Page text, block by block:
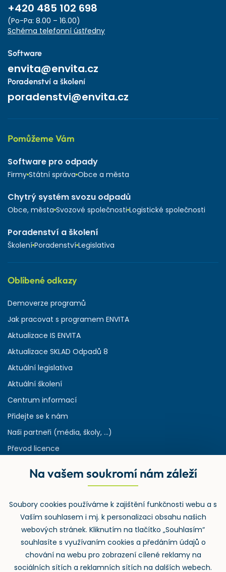
+420 485 102 698
(Po-Pa: 8.00 – 16.00)
Schéma telefonní ústředny
Software
envita@envita.cz
Poradenství a školení
poradenstvi@envita.cz
Pomůžeme Vám
Software pro odpady
Firmy Státní správa Obce a města
Chytrý systém svozu odpadů
Obce, města Svozové společnosti Logistické společnosti
Poradenství a školení
Školení Poradenství Legislativa
Oblíbené odkazy
Demoverze programů
Jak pracovat s programem ENVITA
Aktualizace IS ENVITA
Aktualizace SKLAD Odpadů 8
Aktuální legislativa
Aktuální školení
Centrum informací
Přidejte se k nám
Naši partneři (média, školy, ...)
Převod licence
Rejstřík používaných zkratek v odpadech
Zpětný odběr
Na vašem soukromí nám záleží
Soubory cookies používáme k zajištění funkčnosti webu a s
Vaším souhlasem i mj. k personalizaci obsahu našich
webových stránek. Kliknutím na tlačítko „Souhlasím“
souhlasíte s využívaním cookies a předáním údajů o
chování na webu pro zobrazení cílené reklamy na
sociálních sítích a reklamních sítích na dalších webech.